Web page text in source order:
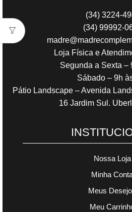
(34) 3224-
(34) 99992-
Loja Física e
Segunda a Sexta –
Sábado – 9h
Pátio Landscape – Avenida
16 Jardim Sul.
Nossa Loja
Minha
Meus
Meu